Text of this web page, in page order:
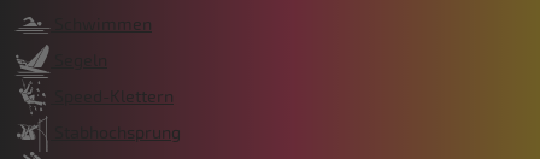
Schwimmen
Segeln
Speed-Klettern
Stabhochsprung